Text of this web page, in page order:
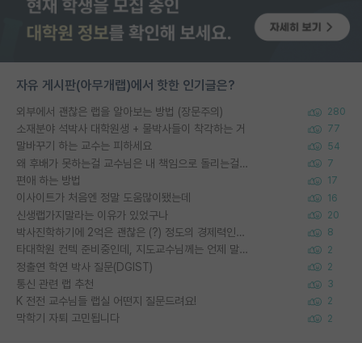
자유 게시판(아무개랩)에서 핫한 인기글은?
외부에서 괜찮은 랩을 알아보는 방법 (장문주의) 280
소재분야 석박사 대학원생 + 물박사들이 착각하는 거 77
말바꾸기 하는 교수는 피하세요 54
왜 후배가 못하는걸 교수님은 내 책임으로 돌리는걸까요? 7
편애 하는 방법 17
이사이트가 처음엔 정말 도움많이됐는데 16
신생랩가지말라는 이유가 있었구나 20
박사진학하기에 2억은 괜찮은 (?) 정도의 경제력인가요 8
타대학원 컨텍 준비중인데, 지도교수님께는 언제 말씀드려야 할까요? 2
정출연 학연 박사 질문(DGIST) 2
통신 관련 랩 추천 3
K 전전 교수님들 랩실 어떤지 질문드려요! 2
막학기 자퇴 고민됩니다 2